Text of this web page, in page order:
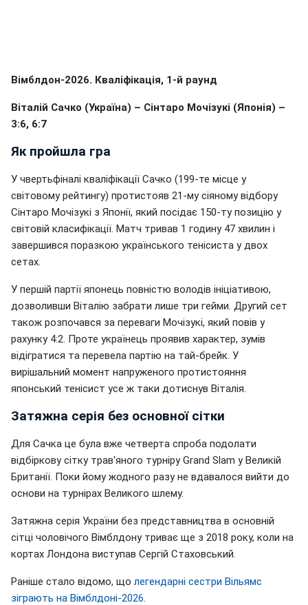
Вімблдон-2026. Кваліфікація, 1-й раунд
Віталій Сачко (Україна) – Сінтаро Мочізукі (Японія) –
3:6, 6:7
Як пройшла гра
У чвертьфіналі кваліфікації Сачко (199-те місце у
світовому рейтингу) протистояв 21-му сіяному відбору
Сінтаро Мочізукі з Японії, який посідає 150-ту позицію у
світовій класифікації. Матч тривав 1 годину 47 хвилин і
завершився поразкою українського тенісиста у двох
сетах.
У першій партії японець повністю володів ініціативою,
дозволивши Віталію забрати лише три гейми. Другий сет
також розпочався за переваги Мочізукі, який повів у
рахунку 4:2. Проте українець проявив характер, зумів
відігратися та перевела партію на тай-брейк. У
вирішальний момент напруженого протистояння
японський тенісист усе ж таки дотиснув Віталія.
Затяжна серія без основної сітки
Для Сачка це була вже четверта спроба подолати
відбіркову сітку трав'яного турніру Grand Slam у Великій
Британії. Поки йому жодного разу не вдавалося вийти до
основи на турнірах Великого шлему.
Затяжна серія України без представництва в основній
сітці чоловічого Вімблдону триває ще з 2018 року, коли на
кортах Лондона виступав Сергій Стаховський.
Раніше стало відомо, що легендарні сестри Вільямс
зіграють на Вімблдоні-2026